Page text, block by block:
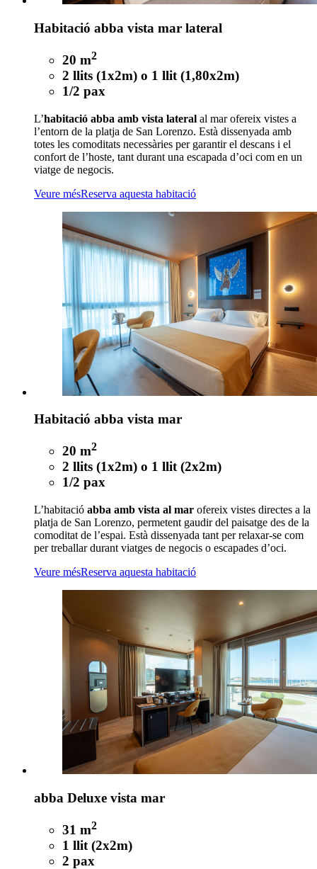
Habitació abba vista mar lateral
20 m2
2 llits (1x2m) o 1 llit (1,80x2m)
1/2 pax
L’habitació abba amb vista lateral al mar ofereix vistes a
l’entorn de la platja de San Lorenzo. Està dissenyada amb
totes les comoditats necessàries per garantir el descans i el
confort de l’hoste, tant durant una escapada d’oci com en un
viatge de negocis.
Veure mésReserva aquesta habitació
Habitació abba vista mar
20 m2
2 llits (1x2m) o 1 llit (2x2m)
1/2 pax
L’habitació abba amb vista al mar ofereix vistes directes a la
platja de San Lorenzo, permetent gaudir del paisatge des de la
comoditat de l’espai. Està dissenyada tant per relaxar-se com
per treballar durant viatges de negocis o escapades d’oci.
Veure mésReserva aquesta habitació
abba Deluxe vista mar
31 m2
1 llit (2x2m)
2 pax